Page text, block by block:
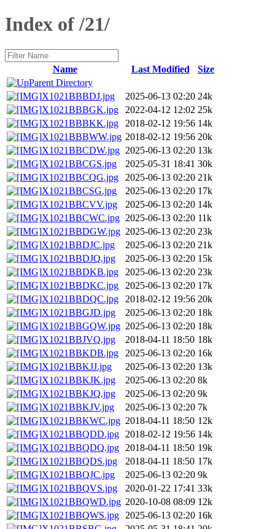
Index of /21/
Name Last Modified
Size
Parent Directory
X1021BBBDJ.jpg
2025-06-13 02:20 24k
X1021BBBGK.jpg
2022-04-12 12:02 25k
X1021BBBKK.jpg
2018-02-12 19:56 14k
X1021BBBWW.jpg 2018-02-12 19:56 20k
X1021BBCDW.jpg 2025-06-13 02:20 13k
X1021BBCGS.jpg
2025-05-31 18:41 30k
X1021BBCQG.jpg
2025-06-13 02:20 21k
X1021BBCSG.jpg
2025-06-13 02:20 17k
X1021BBCVV.jpg
2025-06-13 02:20 14k
X1021BBCWC.jpg 2025-06-13 02:20 11k
X1021BBDGW.jpg 2025-06-13 02:20 23k
X1021BBDJC.jpg
2025-06-13 02:20 21k
X1021BBDJQ.jpg
2025-06-13 02:20 15k
X1021BBDKB.jpg
2025-06-13 02:20 23k
X1021BBDKC.jpg
2025-06-13 02:20 17k
X1021BBDQC.jpg
2018-02-12 19:56 20k
X1021BBGJD.jpg
2025-06-13 02:20 18k
X1021BBGQW.jpg 2025-06-13 02:20 18k
X1021BBJVQ.jpg
2018-04-11 18:50 18k
X1021BBKDB.jpg
2025-06-13 02:20 16k
X1021BBKJJ.jpg
2025-06-13 02:20 13k
X1021BBKJK.jpg
2025-06-13 02:20 8k
X1021BBKJQ.jpg
2025-06-13 02:20 9k
X1021BBKJV.jpg
2025-06-13 02:20 7k
X1021BBKWC.jpg 2018-04-11 18:50 12k
X1021BBQDD.jpg
2018-02-12 19:56 14k
X1021BBQDQ.jpg
2018-04-11 18:50 19k
X1021BBQDS.jpg
2018-04-11 18:50 17k
X1021BBQJC.jpg
2025-06-13 02:20 9k
X1021BBQVS.jpg
2020-01-22 17:41 33k
X1021BBQWD.jpg 2020-10-08 08:09 12k
X1021BBQWS.jpg
2025-06-13 02:20 16k